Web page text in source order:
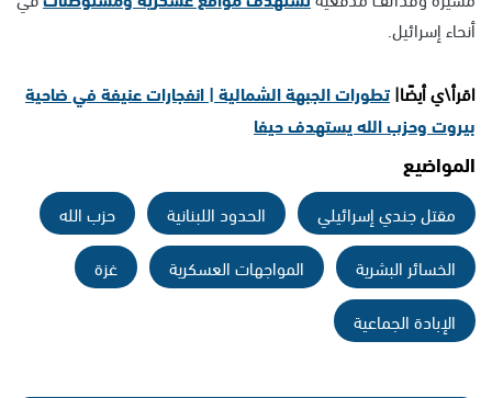
أنحاء إسرائيل.
اقرأ\ي أيضًا|تطورات الجبهة الشمالية | انفجارات عنيفة في ضاحية
بيروت وحزب الله يستهدف حيفا
المواضيع
مقتل جندي إسرائيلي الحدود اللبنانية
حزب الله
الخسائر البشرية
المواجهات العسكرية
غزة
الإبادة الجماعية